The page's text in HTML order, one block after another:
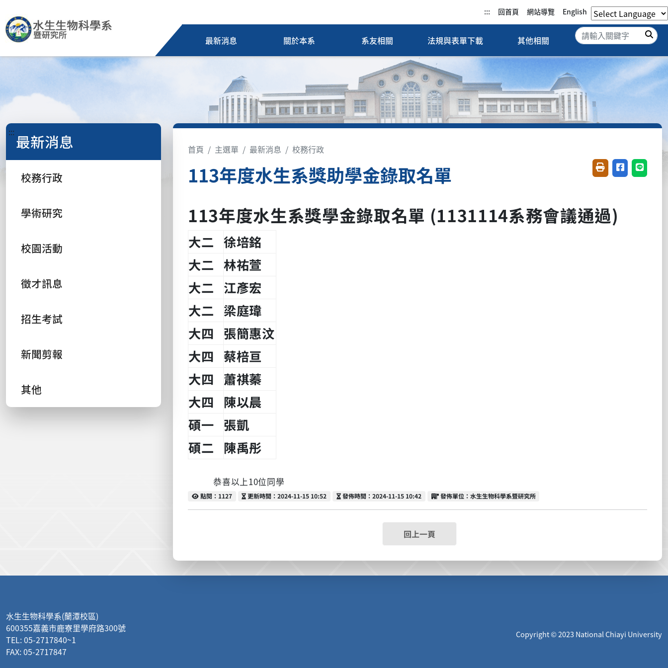
::: 回首頁 網站導覽 English
最新消息 關於本系 系友相關 法規與表單下載 其他相關
搜
::: 最新消息
校務行政
學術研究
校園活動
徵才訊息
招生考試
新聞剪報
其他
首頁 主選單 最新消息 校務行政
113年度水生系獎助學金錄取名單 友善列印(開新視窗)
分享至臉書(
分享至
113年度水生系獎學金錄取名單 (1131114系務會議通過)
大二 徐培銘
大二 林祐萱
大二
江彥宏
大二
梁庭瑋
大四
張簡惠汶
大四
蔡棓亘
大四
蕭祺蓁
大四
陳以晨
碩一 張凱
碩二
陳禹彤
恭喜以上10位同學
點閱
點閱：1127 更新時間
更新時間：2024-11-15 10:52 發佈時間
發佈時間：2024-11-15 10:42 發佈單位
發佈單位：水生生物科學系暨研究所
回上一頁
水生生物科學系(蘭潭校區)
600355嘉義市鹿寮里學府路300號
TEL: 05-2717840~1
FAX: 05-2717847
Copyright © 2023 National Chiayi University